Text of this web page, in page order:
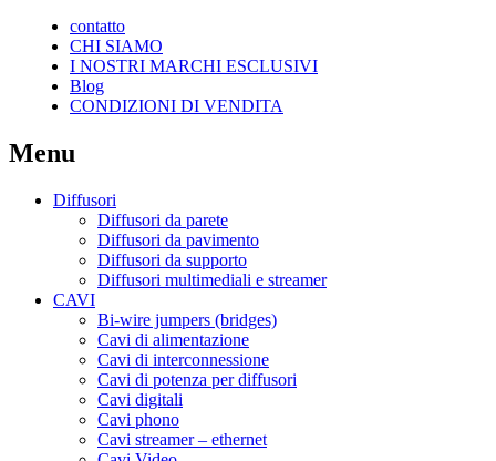
contatto
CHI SIAMO
I NOSTRI MARCHI ESCLUSIVI
Blog
CONDIZIONI DI VENDITA
Menu
Diffusori
Diffusori da parete
Diffusori da pavimento
Diffusori da supporto
Diffusori multimediali e streamer
CAVI
Bi-wire jumpers (bridges)
Cavi di alimentazione
Cavi di interconnessione
Cavi di potenza per diffusori
Cavi digitali
Cavi phono
Cavi streamer – ethernet